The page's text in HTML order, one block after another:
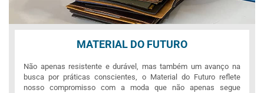
MATERIAL DO FUTURO
Não apenas resistente e durável, mas também um avanço na
busca por práticas conscientes, o Material do Futuro reflete
nosso compromisso com a moda que não apenas segue